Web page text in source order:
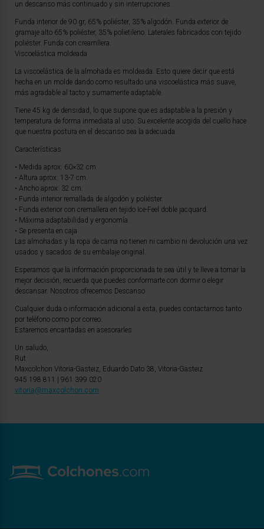
un descanso más continuado y sin interrupciones.
Funda interior de 90 gr, 65% poliéster, 35% algodón. Funda exterior de
gramaje alto 65% poliéster, 35% polietileno. Laterales fabricados con tejido
poliéster. Funda con creamllera.
Viscoelástica moldeada
La viscoelástica de la almohada es moldeada. Esto quiere decir que está
hecha en un molde dando como resultado una viscoelástica más suave,
más agradable al tacto y sumamente adaptable.
Tiene 45 kg de densidad, lo que supone que es adaptable a la presión y
temperatura de forma inmediata al uso. Su excelente acogida del cuello hace
que nuestra postura en el descanso sea la adecuada.
Características
• Medida aprox: 60×32 cm
• Altura aprox: 13-7 cm.
• Ancho aprox: 32 cm.
• Funda interior remallada de algodón y poliéster.
• Funda exterior con cremallera en tejido Ice-Feel doble jacquard.
• Máxima adaptabilidad y ergonomía.
• Se presenta en caja
Las almohadas y la ropa de cama no tienen ni cambio ni devolución una vez
usados y sacados de su embalaje original.
Esperamos que la información proporcionada te sea útil y te lleve a tomar la
mejor decisión, recuerda que puedes conformarte con dormir o elegir
descansar. Nosotros ofrecemos Descanso
Cualquier duda o información adicional a esta, puedes contactarnos tanto
por teléfono como por correo.
Estaremos encantadas en asesorarles
Un saludo,
Rut
Maxcolchon Vitoria-Gasteiz, Eduardo Dato 38, Vitoria-Gasteiz
945 198 811 | 961 399 020
vitoria@maxcolchon.com